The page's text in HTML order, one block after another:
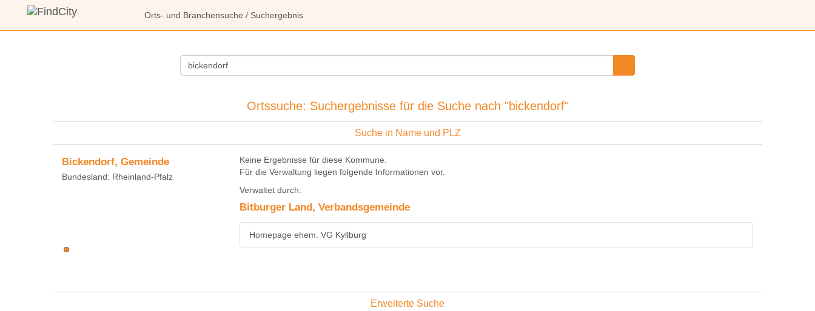
Orts- und Branchensuche / Suchergebnis
Ortssuche: Suchergebnisse für die Suche nach "bickendorf"
Suche in Name und PLZ
Bickendorf, Gemeinde
Bundesland: Rheinland-Pfalz
Keine Ergebnisse für diese Kommune.
Für die Verwaltung liegen folgende Informationen vor.
Verwaltet durch:
Bitburger Land, Verbandsgemeinde
Homepage ehem. VG Kyllburg
Erweiterte Suche